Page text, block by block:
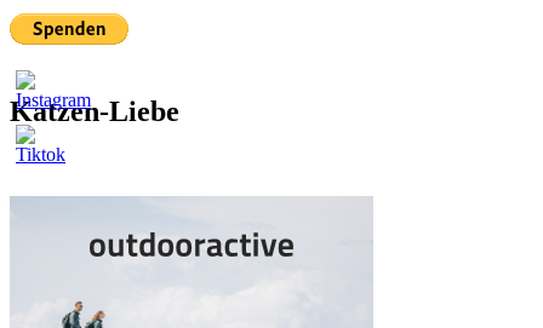
Katzen-Liebe